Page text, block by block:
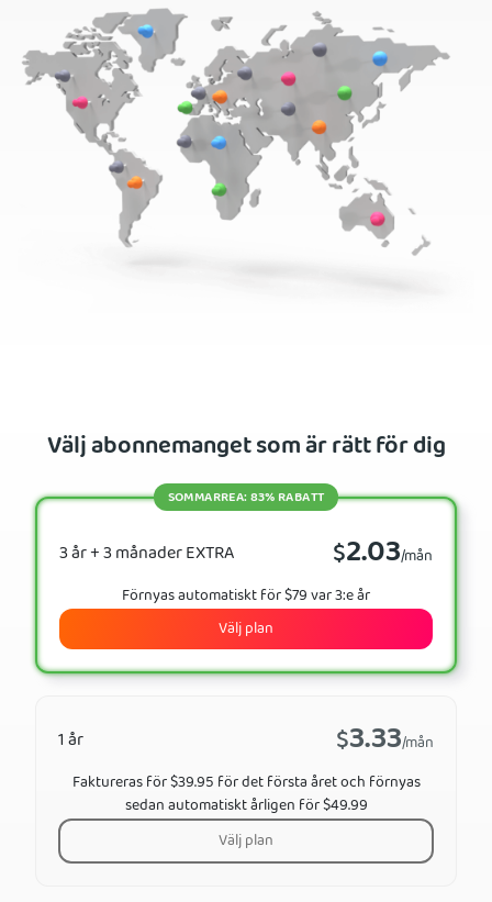
Välj abonnemanget som är rätt för dig
3 år + 3 månader EXTRA $2.03/mån
SOMMARREA: 83% RABATT
Förnyas automatiskt för $79 var 3:e år
Välj plan
1 år $3.33/mån
Faktureras för $39.95 för det första året och förnyas
sedan automatiskt årligen för $49.99
Välj plan